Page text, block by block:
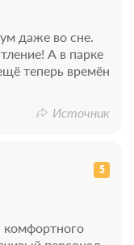
даже во сне.
А в парке
теперь времён
Источник
5
комфортного